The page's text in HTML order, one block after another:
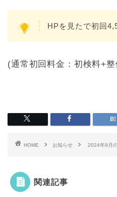
HPを見たで初回
(通常初回料金：初検料+
HOME お知らせ 2024年9月
関連記事